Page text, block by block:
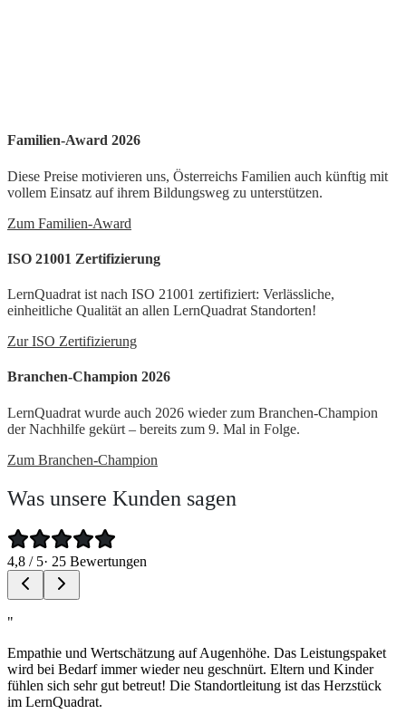
Familien-Award 2026
Diese Preise motivieren uns, Österreichs Familien auch künftig mit
vollem Einsatz auf ihrem Bildungsweg zu unterstützen.
Zum Familien-Award
ISO 21001 Zertifizierung
LernQuadrat ist nach ISO 21001 zertifiziert: Verlässliche,
einheitliche Qualität an allen LernQuadrat Standorten!
Zur ISO Zertifizierung
Branchen-Champion 2026
LernQuadrat wurde auch 2026 wieder zum Branchen-Champion
der Nachhilfe gekürt – bereits zum 9. Mal in Folge.
Zum Branchen-Champion
Was unsere Kunden sagen
4,8 / 5· 25 Bewertungen
"
Empathie und Wertschätzung auf Augenhöhe. Das Leistungspaket
wird bei Bedarf immer wieder neu geschnürt. Eltern und Kinder
fühlen sich sehr gut betreut! Die Standortleitung ist das Herzstück
im LernQuadrat.